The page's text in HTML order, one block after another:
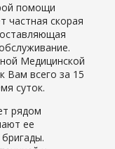
помощи
частная скорая
Медицинской
Вам всего за 15
суток.
рядом
ее